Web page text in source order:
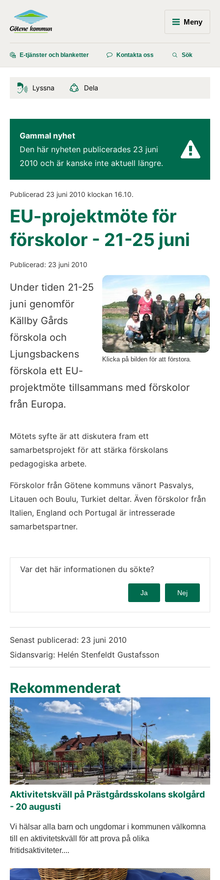
Meny
E-tjänster och blanketter Kontakta oss Sök
Lyssna Dela
Gammal nyhet
Den här nyheten publicerades 23 juni
2010 och är kanske inte aktuell längre.
Publicerad 23 juni 2010 klockan 16.10.
EU-projektmöte för
förskolor - 21-25 juni
Publicerad: 23 juni 2010
Klicka på bilden för att förstora.
Under tiden 21-25
juni genomför
Källby Gårds
förskola och
Ljungsbackens
förskola ett EU-
projektmöte tillsammans med förskolor
från Europa.
Mötets syfte är att diskutera fram ett
samarbetsprojekt för att stärka förskolans
pedagogiska arbete.
Förskolor från Götene kommuns vänort Pasvalys,
Litauen och Boulu, Turkiet deltar. Även förskolor från
Italien, England och Portugal är intresserade
samarbetspartner.
Var det här informationen du sökte?
Ja Nej
Senast publicerad: 23 juni 2010
Sidansvarig: Helén Stenfeldt Gustafsson
Rekommenderat
Aktivitetskväll på Prästgårdsskolans skolgård
- 20 augusti
Vi hälsar alla barn och ungdomar i kommunen välkomna
till en aktivitetskväll för att prova på olika
fritidsaktiviteter....